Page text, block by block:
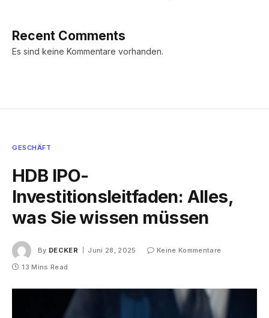
Recent Comments
Es sind keine Kommentare vorhanden.
GESCHÄFT
HDB IPO-
Investitionsleitfaden: Alles,
was Sie wissen müssen
By DECKER Juni 28, 2025
Keine Kommentare
13 Mins Read